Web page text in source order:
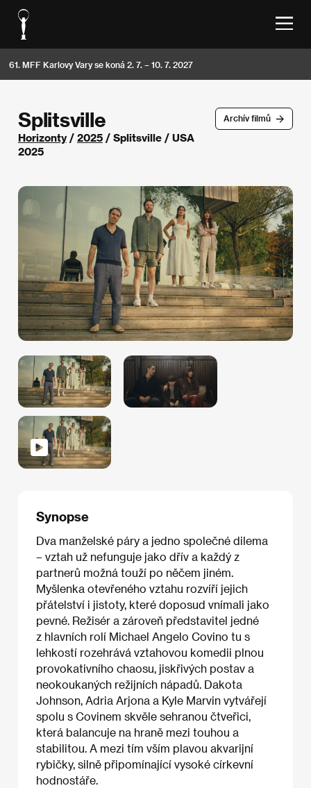
61. MFF Karlovy Vary se koná 2. 7. – 10. 7. 2027
Archív filmů
Splitsville
Horizonty/ 2025 / Splitsville / USA
2025
Synopse
Dva manželské páry a jedno společné dilema
– vztah už nefunguje jako dřív a každý z
partnerů možná touží po něčem jiném.
Myšlenka otevřeného vztahu rozvíří jejich
přátelství i jistoty, které doposud vnímali jako
pevné. Režisér a zároveň představitel jedné
z hlavních rolí Michael Angelo Covino tu s
lehkostí rozehrává vztahovou komedii plnou
provokativního chaosu, jiskřivých postav a
neokoukaných režijních nápadů. Dakota
Johnson, Adria Arjona a Kyle Marvin vytvářejí
spolu s Covinem skvěle sehranou čtveřici,
která balancuje na hraně mezi touhou a
stabilitou. A mezi tím vším plavou akvarijní
rybičky, silně připomínající vysoké církevní
hodnostáře.